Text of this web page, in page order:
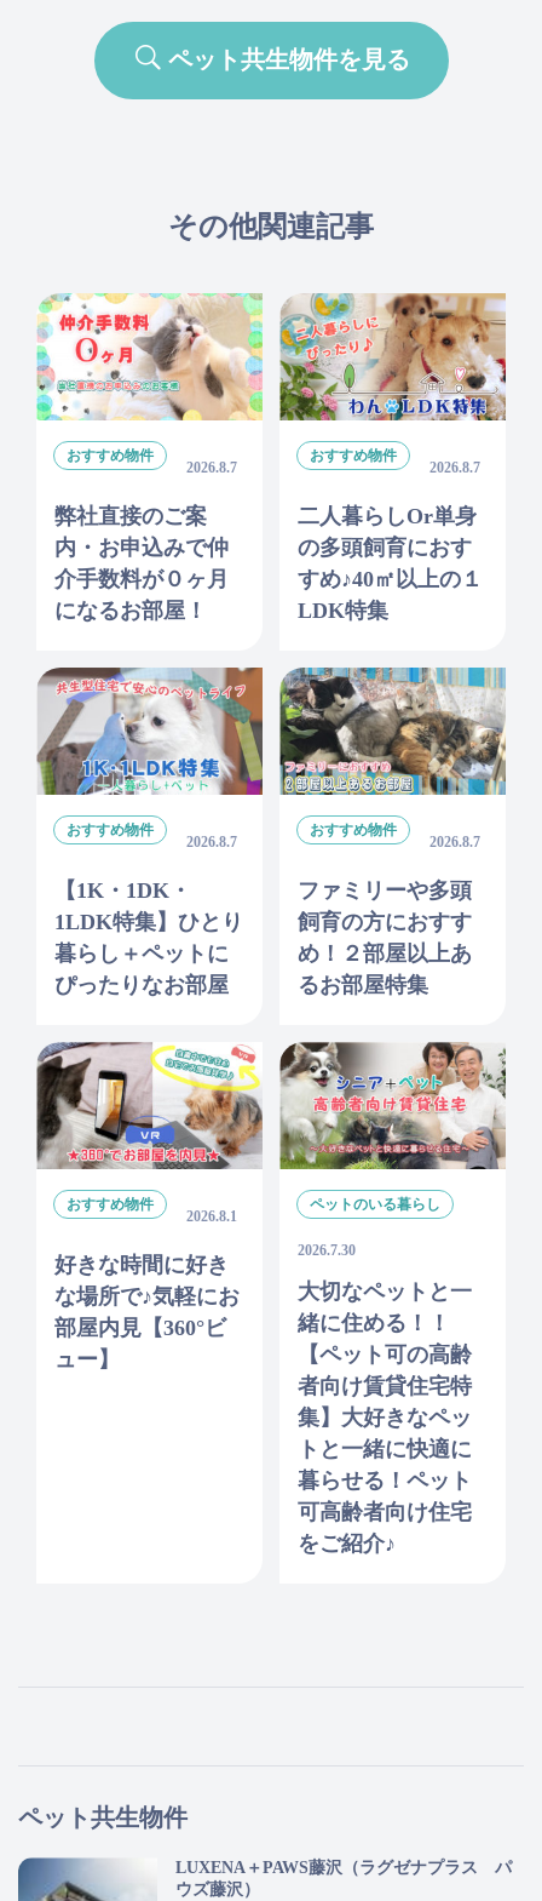
ペット共生物件を見る
その他関連記事
おすすめ物件
2026.8.7
弊社直接のご案
内・お申込みで仲
介手数料が０ヶ月
になるお部屋！
おすすめ物件
2026.8.7
二人暮らしor単身
の多頭飼育におす
すめ♪40㎡以上の１
LDK特集
おすすめ物件
2026.8.7
【1K・1DK・
1LDK特集】ひとり
暮らし＋ペットに
ぴったりなお部屋
おすすめ物件
2026.8.7
ファミリーや多頭
飼育の方におすす
め！２部屋以上あ
るお部屋特集
おすすめ物件
2026.8.1
好きな時間に好き
な場所で♪気軽にお
部屋内見【360°ビ
ュー】
ペットのいる暮らし
2026.7.30
大切なペットと一
緒に住める！！
【ペット可の高齢
者向け賃貸住宅特
集】大好きなペッ
トと一緒に快適に
暮らせる！ペット
可高齢者向け住宅
をご紹介♪
ペット共生物件
LUXENA＋PAWS藤沢（ラグゼナプラス パ
ウズ藤沢）